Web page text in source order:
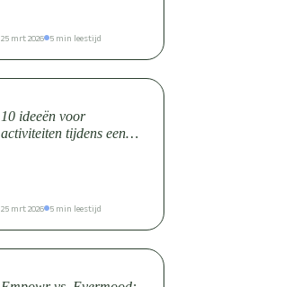
25 mrt 2026 5 min leestijd
10 ideeën voor
activiteiten tijdens een
25 mrt 2026 5 min leestijd